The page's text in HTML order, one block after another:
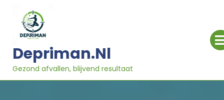
inhoud
Depriman.nl
Gezond afvallen, blijvend resultaat